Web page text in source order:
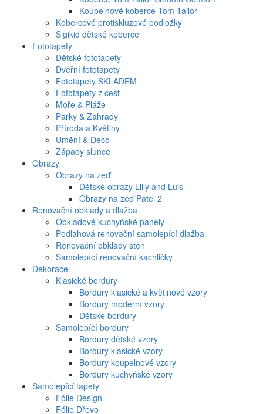
Koupelnové koberce Tom Tailor
Kobercové protiskluzové podložky
Sigikid dětské koberce
Fototapety
Dětské fototapety
Dveřní fototapety
Fototapety SKLADEM
Fototapety z cest
Moře & Pláže
Parky & Zahrady
Příroda a Květiny
Umění & Deco
Západy slunce
Obrazy
Obrazy na zeď
Dětské obrazy Lilly and Luis
Obrazy na zeď Patel 2
Renovační obklady a dlažba
Obkladové kuchyňské panely
Podlahová renovační samolepící dlažba
Renovační obklady stěn
Samolepící renovační kachličky
Dekorace
Klasické bordury
Bordury klasické a květinové vzory
Bordury moderní vzory
Dětské bordury
Samolepící bordury
Bordury dětské vzory
Bordury klasické vzory
Bordury koupelnové vzory
Bordury kuchyňské vzory
Samolepící tapety
Fólie Design
Fólie Dřevo